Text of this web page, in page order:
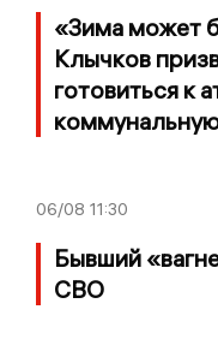
«Зима может
Клычков
готовиться к
06/08 11:30
Бывший
СВО